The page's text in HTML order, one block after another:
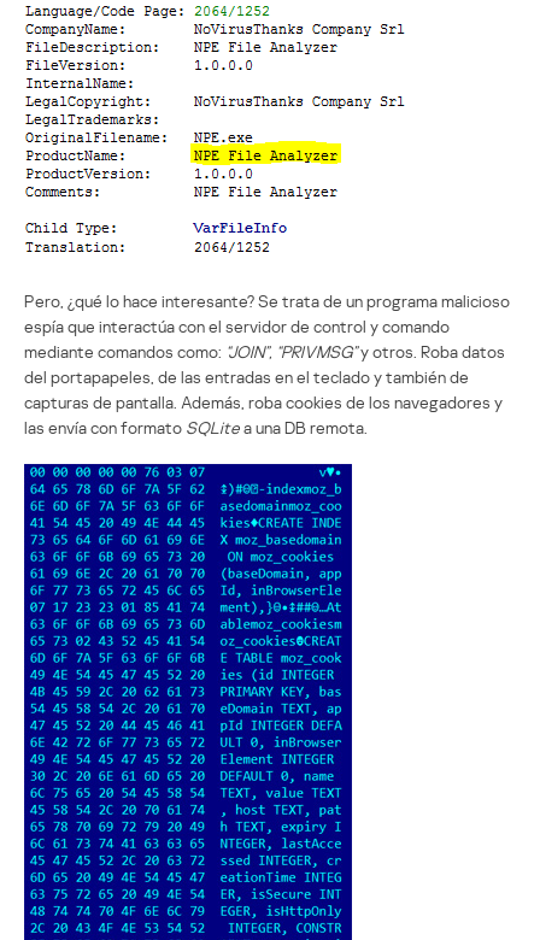
Pero, ¿qué lo hace interesante? Se trata de un programa malicioso
espía que interactúa con el servidor de control y comando
mediante comandos como: “JOIN”, “PRIVMSG”y otros. Roba datos
del portapapeles, de las entradas en el teclado y también de
capturas de pantalla. Además, roba cookies de los navegadores y
las envía con formato SQLitea una DB remota.